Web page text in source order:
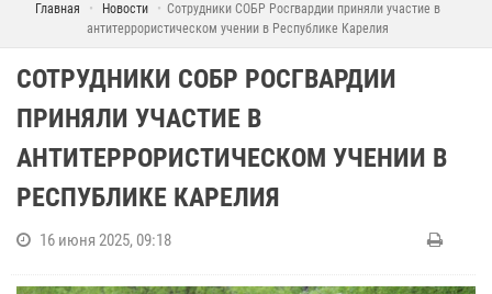
Главная Новости
Сотрудники СОБР Росгвардии приняли участие в
антитеррористическом учении в Республике Карелия
СОТРУДНИКИ СОБР РОСГВАРДИИ
ПРИНЯЛИ УЧАСТИЕ В
АНТИТЕРРОРИСТИЧЕСКОМ УЧЕНИИ В
РЕСПУБЛИКЕ КАРЕЛИЯ
16 июня 2025, 09:18